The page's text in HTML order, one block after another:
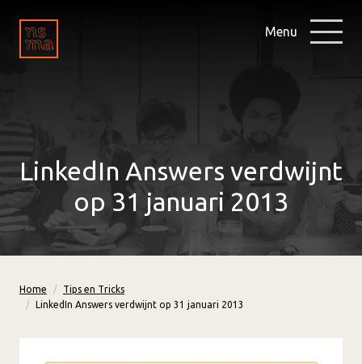
Menu
LinkedIn Answers verdwijnt
op 31 januari 2013
Home
Tips en Tricks
LinkedIn Answers verdwijnt op 31 januari 2013